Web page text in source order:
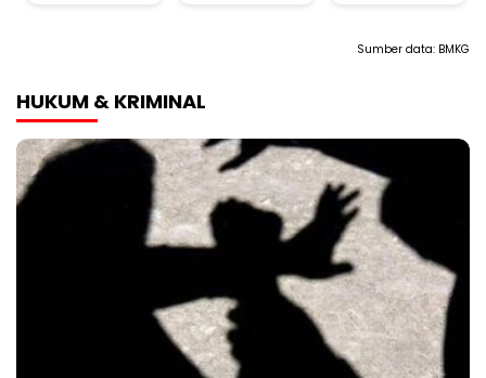
Sumber data: BMKG
HUKUM & KRIMINAL